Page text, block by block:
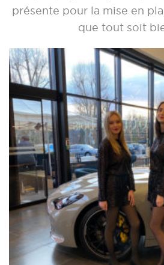
présente pour la mise en
que tout soit